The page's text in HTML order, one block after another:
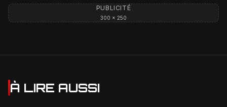
PUBLICITÉ
300 × 250
À LIRE AUSSI